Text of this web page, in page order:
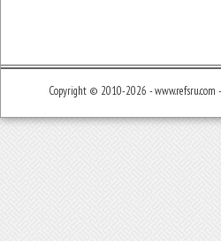
Copyright © 2010-2026 - www.refsru.com